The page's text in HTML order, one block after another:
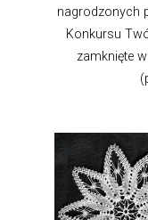
nagrodzonych
Konkursu
zamknięte